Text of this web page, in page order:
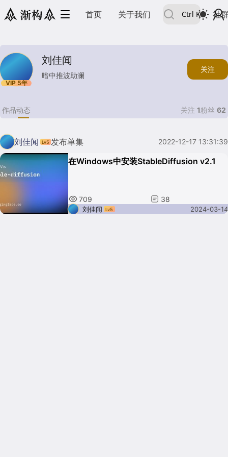
首页 关于我们 Ctrl K 社
刘佳闻
暗中推波助澜
关注
作品动态 关注 1粉丝 62
刘佳闻 Lv5 发布单集 2022-12-17 13:31:39
在Windows中安装StableDiffusion v2.1
709 38
刘佳闻 Lv5 2024-03-14